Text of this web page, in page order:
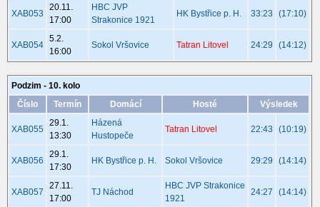
XAB053
20.11.
17:00
HBC JVP
Strakonice 1921
HK Bystřice p. H. 33:23 (17:10)
XAB054
5.2.
16:00
Sokol Vršovice Tatran Litovel 24:29 (14:12)
Podzim - 10. kolo
Číslo
Termín Domácí Hosté Výsledek
XAB055
29.1.
13:30
Házená
Hustopeče
Tatran Litovel 22:43 (10:19)
XAB056
29.1.
17:30
HK Bystřice p. H. Sokol Vršovice 29:29 (14:14)
XAB057
27.11.
17:00
TJ Náchod
HBC JVP Strakonice
1921
24:27 (14:14)